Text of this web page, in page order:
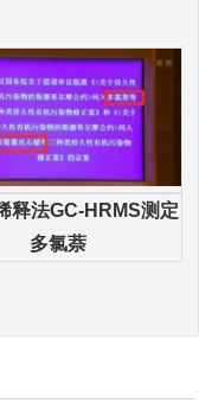
释法GC-HRMS测定
多氯萘